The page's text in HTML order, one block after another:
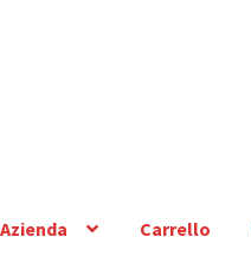
Azienda Carrello